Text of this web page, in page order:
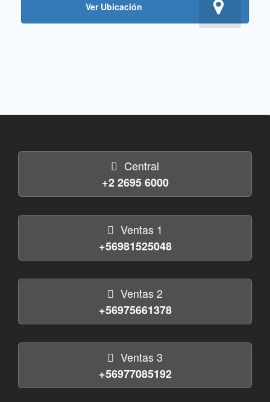
Ver Ubicación
Central
+2 2695 6000
Ventas 1
+56981525048
Ventas 2
+56975661378
Ventas 3
+56977085192